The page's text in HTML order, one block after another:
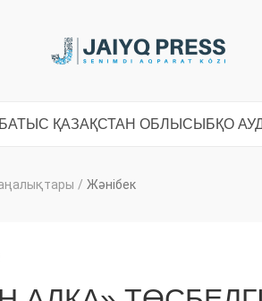
БАТЫС ҚАЗАҚСТАН ОБЛЫСЫ БҚО
/ Жәнібек